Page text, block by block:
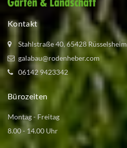
Kontakt
Stahlstraße 40, 65428 Rüsselsheim
galabau@rodenheber.com
06142 9423342
Bürozeiten
Montag - Freitag
8.00 - 14.00 Uhr